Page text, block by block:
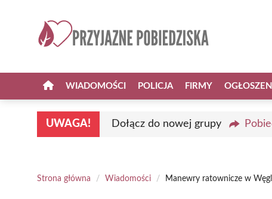
WIADOMOŚCI POLICJA FIRMY
UWAGA! Dołącz do nowej grupy
Strona główna / Wiadomości / Manewry ratownicze w